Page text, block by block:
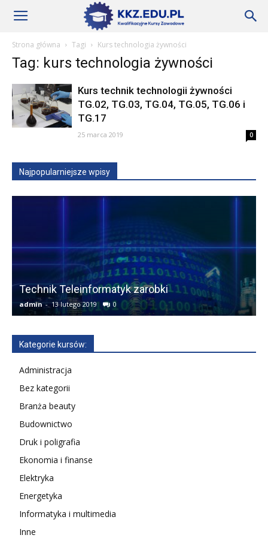
Szkoły
KKZ
Aktualności
Strona główna Tagi Kurs technologia żywności
Tag: kurs technologia żywności
Kurs technik technologii żywności
TG.02, TG.03, TG.04, TG.05, TG.06 i
TG.17
25 marca 2019 0
Najpopularniejsze wpisy
Technik Teleinformatyk zarobki
admin - 13 lutego 2019 0
Kategorie kursów:
Administracja
Bez kategorii
Branża beauty
Budownictwo
Druk i poligrafia
Ekonomia i finanse
Elektryka
Energetyka
Informatyka i multimedia
Inne